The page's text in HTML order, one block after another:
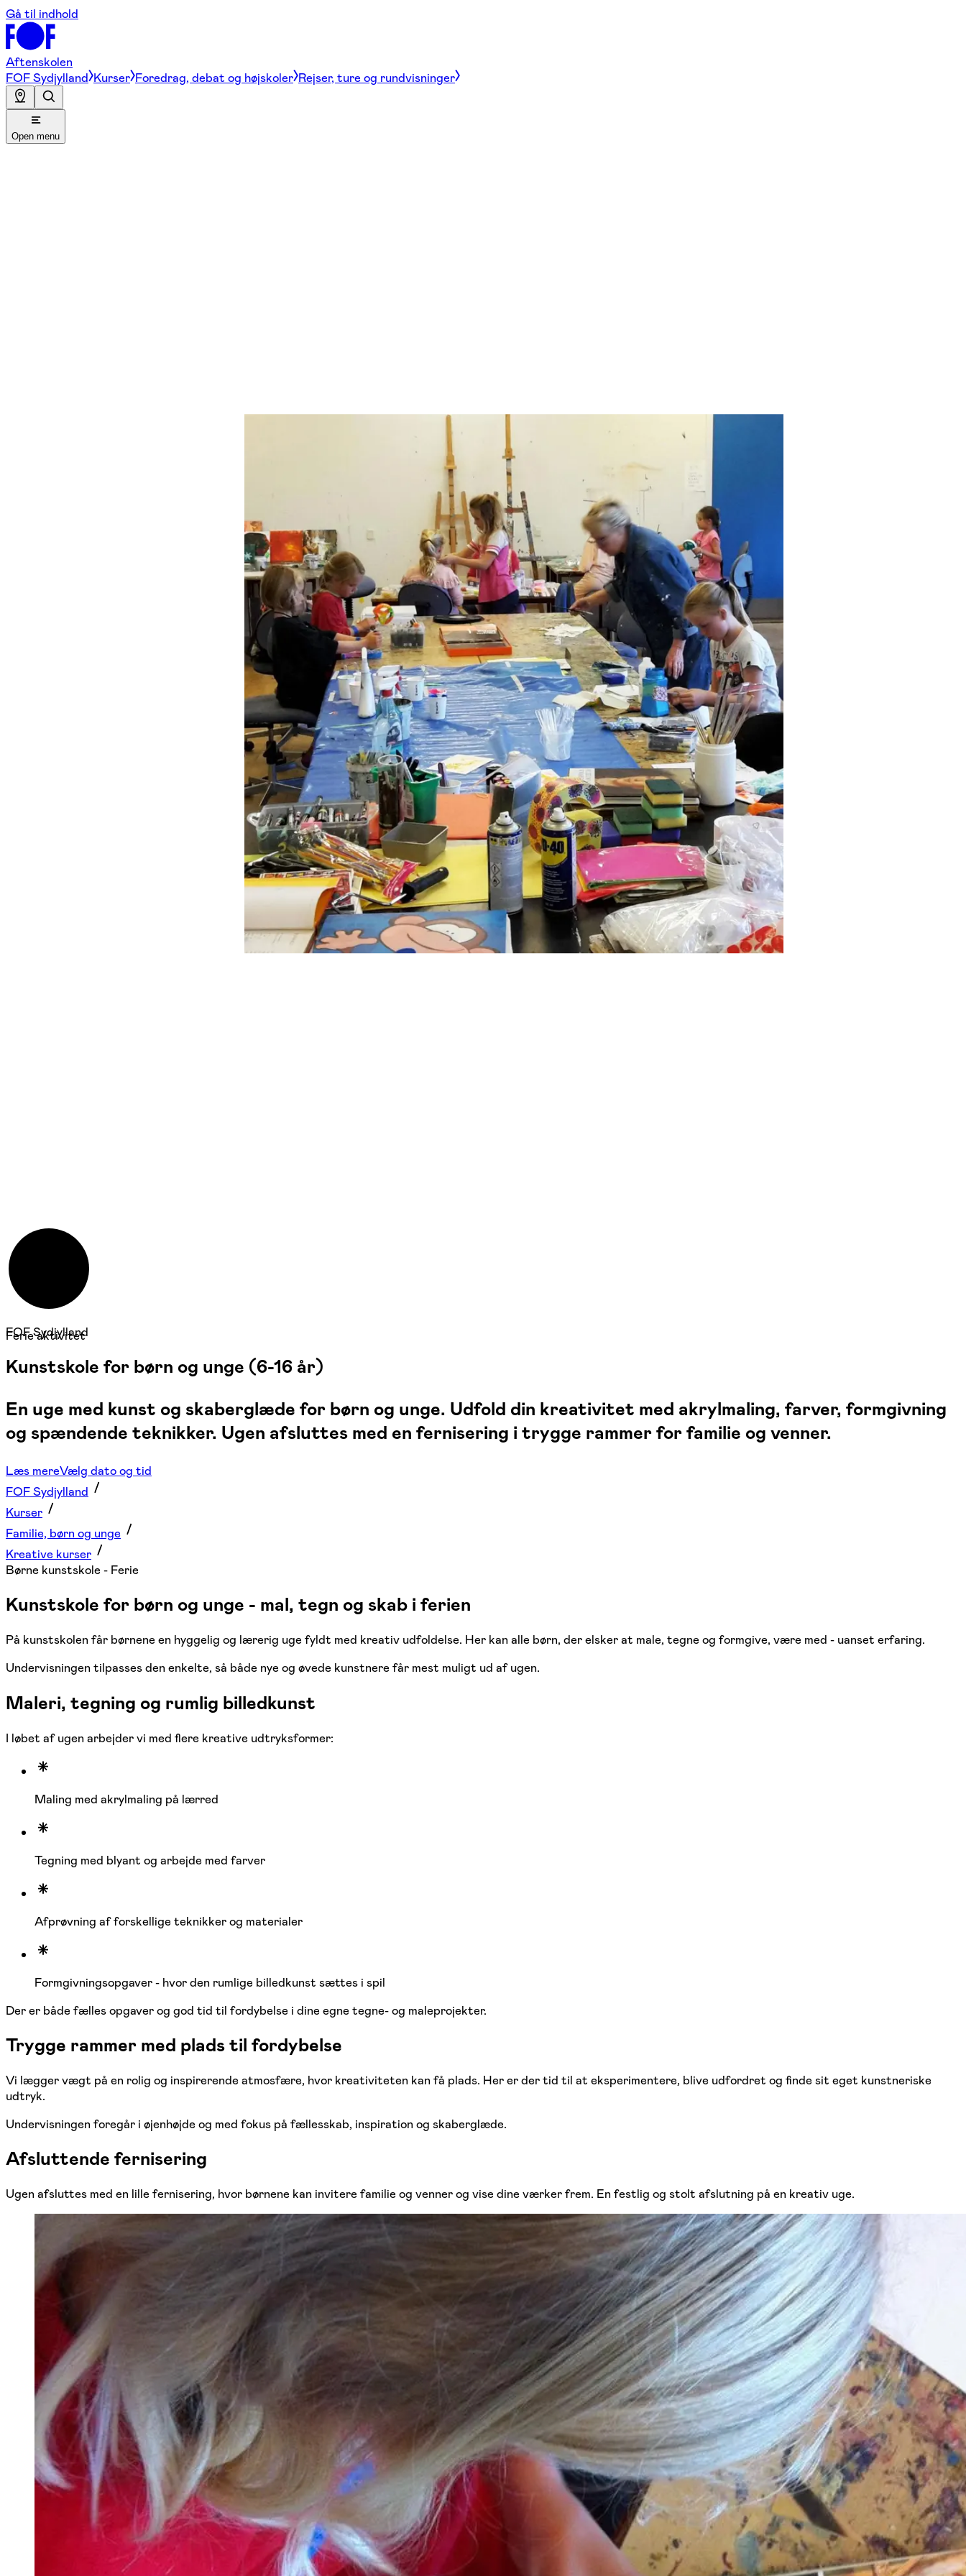
Gå til indhold
Aftenskolen
FOF Sydjylland Kurser Foredrag, debat og højskoler Rejser, ture og rundvisninger
Open menu
Ferie aktivitet
FOF Sydjylland
Kunstskole for børn og unge (6-16 år)
En uge med kunst og skaberglæde for børn og unge. Udfold din kreativitet med akrylmaling, farver, formgivning
og spændende teknikker. Ugen afsluttes med en fernisering i trygge rammer for familie og venner.
Læs mereVælg dato og tid
FOF Sydjylland
Kurser
Familie, børn og unge
Kreative kurser
Børne kunstskole - Ferie
Kunstskole for børn og unge - mal, tegn og skab i ferien
På kunstskolen får børnene en hyggelig og lærerig uge fyldt med kreativ udfoldelse. Her kan alle børn, der elsker at male, tegne og formgive, være med - uanset erfaring.
Undervisningen tilpasses den enkelte, så både nye og øvede kunstnere får mest muligt ud af ugen.
Maleri, tegning og rumlig billedkunst
I løbet af ugen arbejder vi med flere kreative udtryksformer:
Maling med akrylmaling på lærred
Tegning med blyant og arbejde med farver
Afprøvning af forskellige teknikker og materialer
Formgivningsopgaver - hvor den rumlige billedkunst sættes i spil
Der er både fælles opgaver og god tid til fordybelse i dine egne tegne- og maleprojekter.
Trygge rammer med plads til fordybelse
Vi lægger vægt på en rolig og inspirerende atmosfære, hvor kreativiteten kan få plads. Her er der tid til at eksperimentere, blive udfordret og finde sit eget kunstneriske
udtryk.
Undervisningen foregår i øjenhøjde og med fokus på fællesskab, inspiration og skaberglæde.
Afsluttende fernisering
Ugen afsluttes med en lille fernisering, hvor børnene kan invitere familie og venner og vise dine værker frem. En festlig og stolt afslutning på en kreativ uge.